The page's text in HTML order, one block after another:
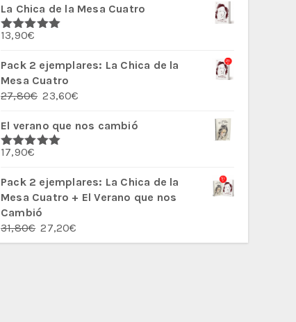
La Chica de la Mesa Cuatro
Valorado
5
13,90€
Pack 2 ejemplares: La Chica de la
Mesa Cuatro
27,80€ El
original
era:
23,60€
actual
El verano que nos cambió
Valorado
5
17,90€
Pack 2 ejemplares: La Chica de la
Mesa Cuatro + El Verano que nos
Cambió
31,80€ El
precio
27,20€
precio